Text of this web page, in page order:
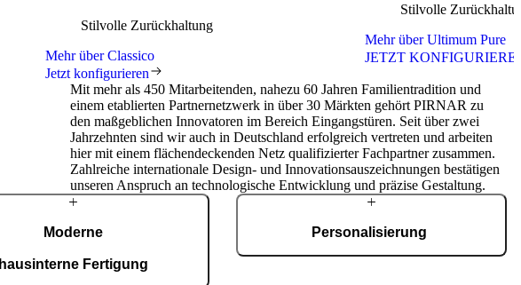
Stilvolle Zurückhaltung
Mehr über Classico
Jetzt konfigurieren
Stilvolle
Mehr über Ultimum Pure
JETZT
Mit mehr als 450 Mitarbeitenden, nahezu 60 Jahren Familientradition und
einem etablierten Partnernetzwerk in über 30 Märkten gehört PIRNAR zu
den maßgeblichen Innovatoren im Bereich Eingangstüren. Seit über zwei
Jahrzehnten sind wir auch in Deutschland erfolgreich vertreten und arbeiten
hier mit einem flächendeckenden Netz qualifizierter Fachpartner zusammen.
Zahlreiche internationale Design- und Innovationsauszeichnungen bestätigen
unseren Anspruch an technologische Entwicklung und präzise Gestaltung.
Moderne
hausinterne Fertigung
Personalisierung